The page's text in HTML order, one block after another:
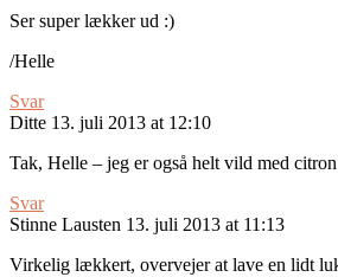
Ser super lækker ud :)
/Helle
Svar
Ditte 13. juli 2013 at 12:10
Tak, Helle – jeg er også helt vild med
Svar
Stinne Lausten 13. juli 2013 at 11:13
Virkelig lækkert, overvejer at lave en lidt